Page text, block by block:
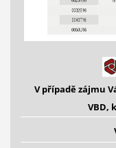
V případě zájmu
VBD,